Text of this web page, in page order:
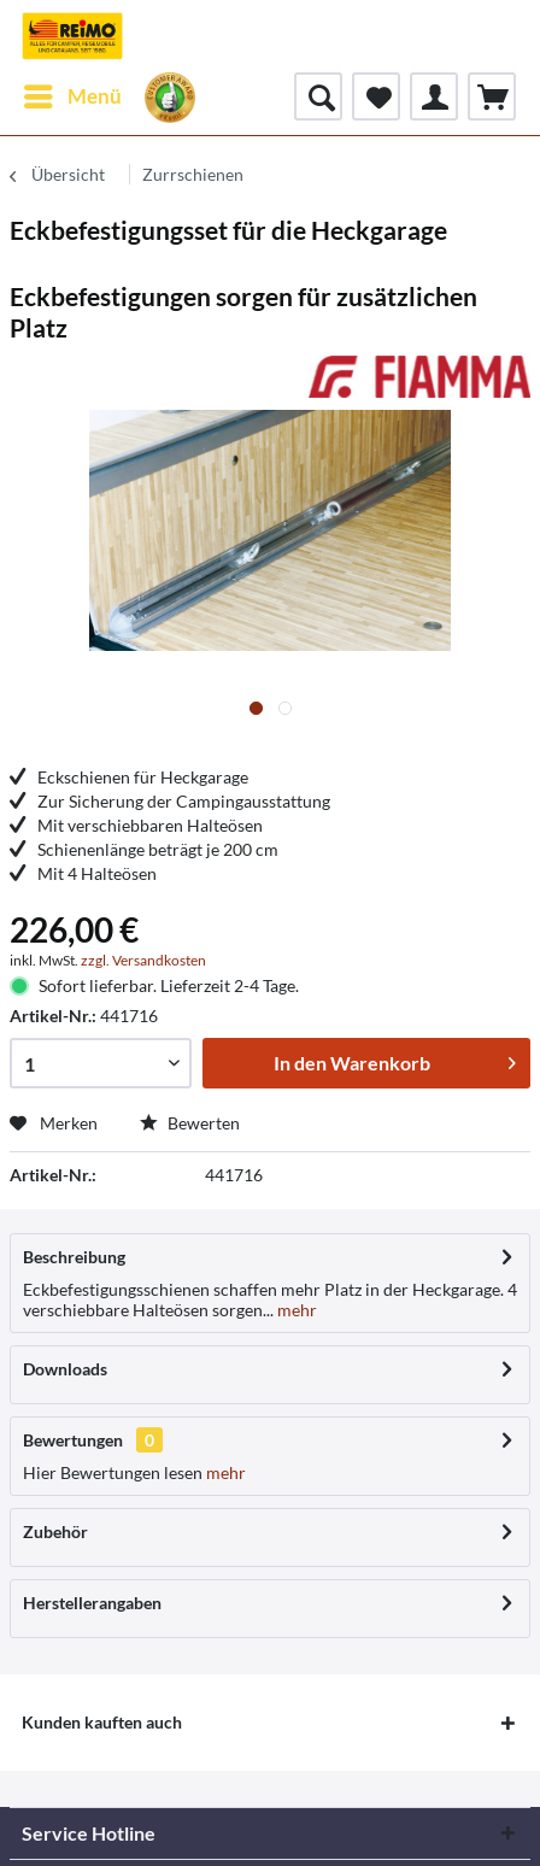
Menü
Übersicht Zurrschienen
Eckbefestigungsset für die Heckgarage
Eckbefestigungen sorgen für zusätzlichen
Platz
Eckschienen für Heckgarage
Zur Sicherung der Campingausstattung
Mit verschiebbaren Halteösen
Schienenlänge beträgt je 200 cm
Mit 4 Halteösen
226,00 €
inkl. MwSt. zzgl. Versandkosten
Sofort lieferbar. Lieferzeit 2-4 Tage.
Artikel-Nr.: 441716
In denWarenkorb
Merken Bewerten
Artikel-Nr.: 441716
Beschreibung
Eckbefestigungsschienen schaffen mehr Platz in der Heckgarage. 4
verschiebbare Halteösen sorgen... mehr
Downloads
Bewertungen
0
Hier Bewertungen lesen mehr
Zubehör
Herstellerangaben
Kunden kauften auch
Service Hotline